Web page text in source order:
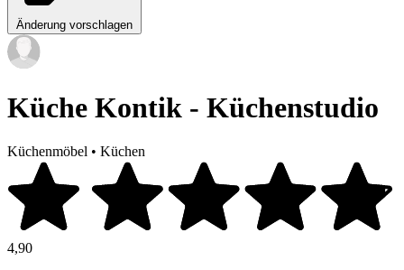
Änderung vorschlagen
Küche Kontik - Küchenstudio
Küchenmöbel • Küchen
4,90